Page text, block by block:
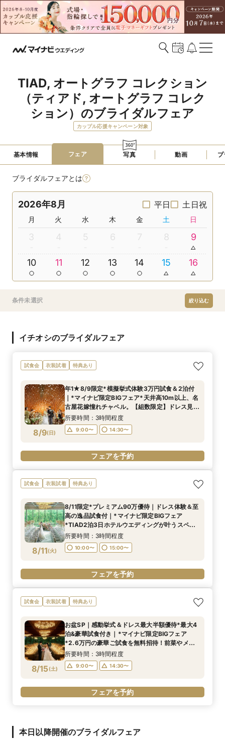
TIAD, オートグラフ コレクション
（ティアド, オートグラフ コレク
ション）のブライダルフェア
カップル応援キャンペーン対象
基本情報 フェア 写真 動画
ブライダルフェアとは
2026年8月 平日 土日祝
月 火 水 木 金 土 日
3 4 5 6 7 8 9
10 11 12 13 14 15 16
条件未選択 絞り込む
イチオシのブライダルフェア
試食会 衣装試着 特典あり
8/9(日)
年1★8/9限定*模擬挙式体験3万円試食＆2泊付
｜*マイナビ限定BIGフェア*天井高10m以上、名
古屋花嫁憧れチャペル。【組数限定】ドレス見学
ができる特別フェア。
所要時間：3時間程度
9:00〜 14:30〜
フェアを予約
試食会 衣装試着 特典あり
8/11(火)
8/11限定*プレミアム90万優待｜ドレス体験＆至
高の逸品試食付｜*マイナビ限定BIGフェア
*TIAD2泊3日ホテルウエディングが叶うスペ
シャル特典有！絶品牛フィレポワレ等無料ご試食
付
所要時間：3時間程度
10:00〜 15:00〜
フェアを予約
試食会 衣装試着 特典あり
8/15(土)
お盆SP｜感動挙式＆ドレス最大半額優待*最大4
泊&豪華試食付き｜*マイナビ限定BIGフェア
*2.6万円の豪華ご試食を無料招待！前菜やメイ
ン、アフタヌーンティーまで充実のご試食内容
は、満席必至！
所要時間：3時間程度
9:00〜 14:30〜
フェアを予約
本日以降開催のブライダルフェア